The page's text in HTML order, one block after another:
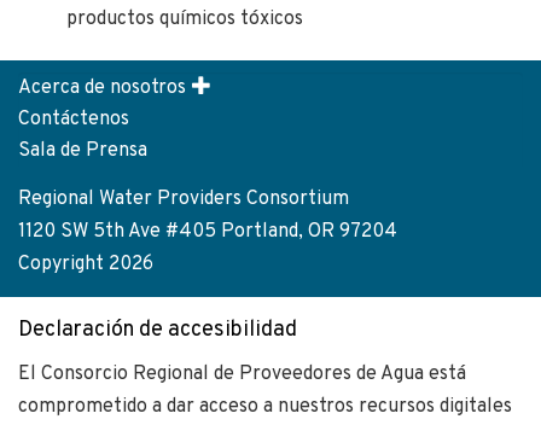
productos químicos tóxicos
Footer
menu
Acerca de nosotros
Contáctenos
Sala de Prensa
Regional Water Providers Consortium
1120 SW 5th Ave #405 Portland, OR 97204
Copyright 2026
Declaración de accesibilidad
El Consorcio Regional de Proveedores de Agua está
comprometido a dar acceso a nuestros recursos digitales